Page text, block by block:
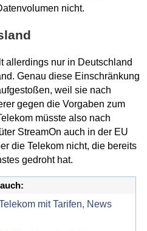
nicht.
allerdings nur in Deutschland
Genau diese Einschränkung
weil sie nach
gegen die Vorgaben zum
müsste also nach
StreamOn auch in der EU
die Telekom nicht, die bereits
gedroht hat.
mit Tarifen, News